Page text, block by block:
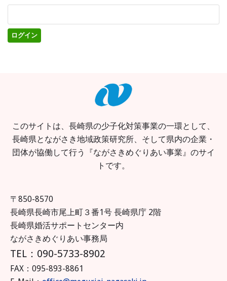
このサイトは、長崎県の少子化対策事業の一環として、
長崎県とながさき地域政策研究所、そして県内の企業・
団体が協働して行う『ながさきめぐりあい事業』のサイ
トです。
〒850-8570
長崎県長崎市尾上町３番1号 長崎県庁 2階
長崎県婚活サポートセンター内
ながさきめぐりあい事務局
TEL：090-5733-8902
FAX：095-893-8861